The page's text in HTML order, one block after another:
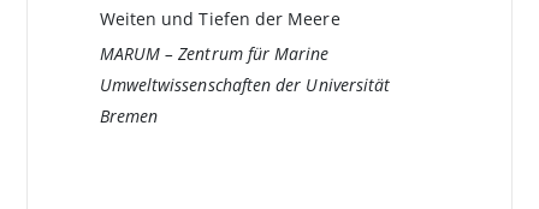
Weiten und Tiefen der Meere
MARUM – Zentrum für Marine
Umweltwissenschaften der Universität
Bremen